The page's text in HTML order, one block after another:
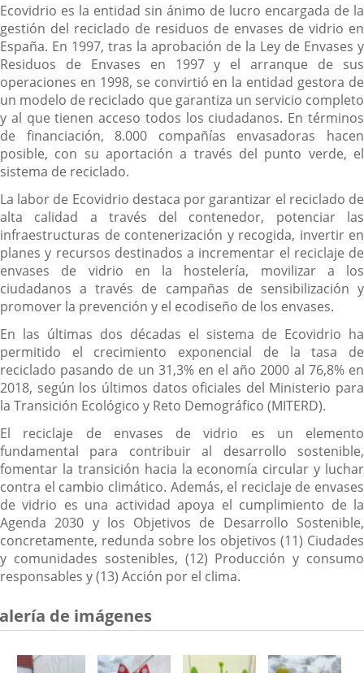
Ecovidrio es la entidad sin ánimo de lucro encargada de la
gestión del reciclado de residuos de envases de vidrio en
España. En 1997, tras la aprobación de la Ley de Envases y
Residuos de Envases en 1997 y el arranque de sus
operaciones en 1998, se convirtió en la entidad gestora de
un modelo de reciclado que garantiza un servicio completo
y al que tienen acceso todos los ciudadanos. En términos
de financiación, 8.000 compañías envasadoras hacen
posible, con su aportación a través del punto verde, el
sistema de reciclado.
La labor de Ecovidrio destaca por garantizar el reciclado de
alta calidad a través del contenedor, potenciar las
infraestructuras de contenerización y recogida, invertir en
planes y recursos destinados a incrementar el reciclaje de
envases de vidrio en la hostelería, movilizar a los
ciudadanos a través de campañas de sensibilización y
promover la prevención y el ecodiseño de los envases.
En las últimas dos décadas el sistema de Ecovidrio ha
permitido el crecimiento exponencial de la tasa de
reciclado pasando de un 31,3% en el año 2000 al 76,8% en
2018, según los últimos datos oficiales del Ministerio para
la Transición Ecológico y Reto Demográfico (MITERD).
El reciclaje de envases de vidrio es un elemento
fundamental para contribuir al desarrollo sostenible,
fomentar la transición hacia la economía circular y luchar
contra el cambio climático. Además, el reciclaje de envases
de vidrio es una actividad apoya el cumplimiento de la
Agenda 2030 y los Objetivos de Desarrollo Sostenible,
concretamente, redunda sobre los objetivos (11) Ciudades
y comunidades sostenibles, (12) Producción y consumo
responsables y (13) Acción por el clima.
de imágenes